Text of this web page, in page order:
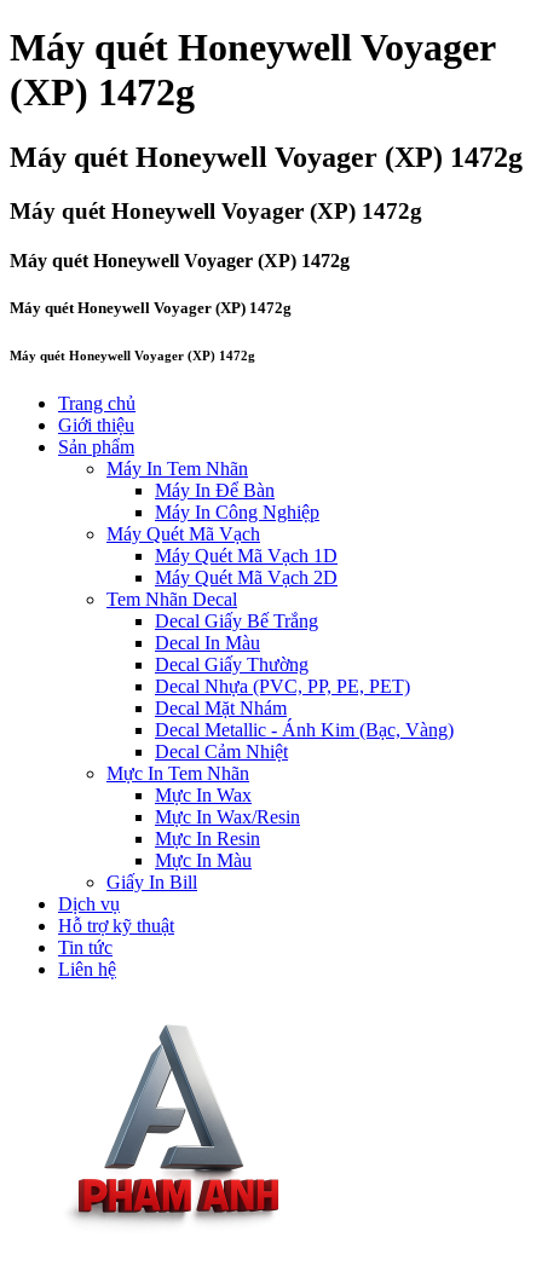
Máy quét Honeywell Voyager
(XP) 1472g
Máy quét Honeywell Voyager (XP) 1472g
Máy quét Honeywell Voyager (XP) 1472g
Máy quét Honeywell Voyager (XP) 1472g
Máy quét Honeywell Voyager (XP) 1472g
Máy quét Honeywell Voyager (XP) 1472g
Trang chủ
Giới thiệu
Sản phẩm
Máy In Tem Nhãn
Máy In Để Bàn
Máy In Công Nghiệp
Máy Quét Mã Vạch
Máy Quét Mã Vạch 1D
Máy Quét Mã Vạch 2D
Tem Nhãn Decal
Decal Giấy Bế Trắng
Decal In Màu
Decal Giấy Thường
Decal Nhựa (PVC, PP, PE, PET)
Decal Mặt Nhám
Decal Metallic - Ánh Kim (Bạc, Vàng)
Decal Cảm Nhiệt
Mực In Tem Nhãn
Mực In Wax
Mực In Wax/Resin
Mực In Resin
Mực In Màu
Giấy In Bill
Dịch vụ
Hỗ trợ kỹ thuật
Tin tức
Liên hệ